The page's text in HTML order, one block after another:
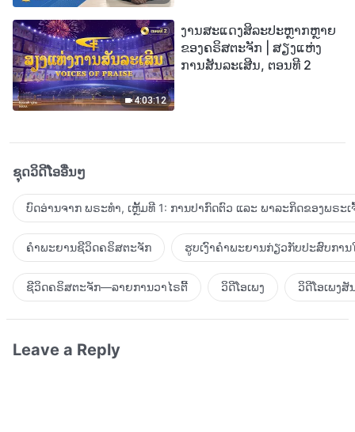
4:03:12
ງານສະແດງສິລະປະຫຼາກຫຼາຍ
ຂອງຄຣິສຕະຈັກ | ສຽງແຫ່ງ
ການສັນລະເສີນ, ຕອນທີ 2
ຊຸດວິດີໂອອື່ນໆ
ບົດອ່ານຈາກ ພຣະທຳ, ເຫຼັ້ມທີ 1: ການປາກົດຕົວ ແລະ ພາລະກິດຂອງພຣະເ
ຄຳພະຍານຊີວິດຄຣິສຕະຈັກ ຮູບເງົາຄຳພະຍານກ່ຽວກັບປະສົບກາ
ຊີວິດຄຣິສຕະຈັກ—ລາຍການວາໄຣຕີ້ ວິດີໂອເພງ ວິດີໂອເພງສັ
Leave a Reply